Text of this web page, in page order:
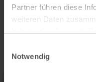
Partner führen diese
weiteren Daten
Notwendig